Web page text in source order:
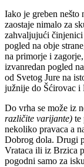
Iako je greben
zaostaje nimalo za
zahvaljujući
pogled na obje
na primorje i
izvanredan pogled
od Svetog Jure na
južnije do Šćirovac i
Do vrha se može iz
različite varijante) te
nekoliko pravaca a
Dobrog dola. Drugi
Vrataca ili iz Brzica
pogodni samo za